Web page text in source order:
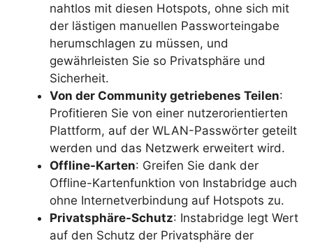
nahtlos mit diesen Hotspots, ohne sich mit
der lästigen manuellen Passworteingabe
herumschlagen zu müssen, und
gewährleisten Sie so Privatsphäre und
Sicherheit.
Von der Community getriebenes Teilen:
Profitieren Sie von einer nutzerorientierten
Plattform, auf der WLAN-Passwörter geteilt
werden und das Netzwerk erweitert wird.
Offline-Karten: Greifen Sie dank der
Offline-Kartenfunktion von Instabridge auch
ohne Internetverbindung auf Hotspots zu.
Privatsphäre-Schutz: Instabridge legt Wert
auf den Schutz der Privatsphäre der